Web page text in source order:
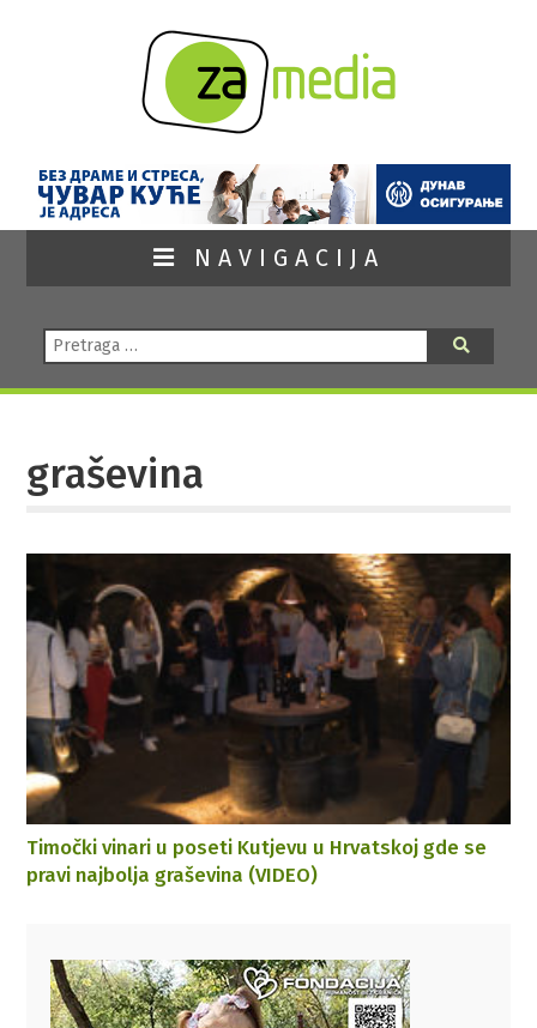
NAVIGACIJA
Pretraga:
graševina
Timočki vinari u poseti Kutjevu u Hrvatskoj gde se
pravi najbolja graševina (VIDEO)